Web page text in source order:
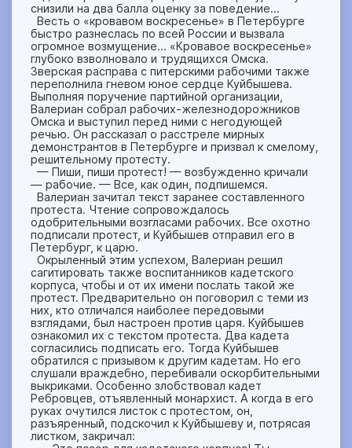
снизили на два балла оценку за поведение...
Весть о «кровавом воскресенье» в Петербурге
быстро разнеслась по всей России и вызвала
огромное возмущение… «Кровавое воскресенье»
глубоко взволновало и трудящихся Омска.
Зверская расправа с питерскими рабочими также
переполнила гневом юное сердце Куйбышева.
Выполняя поручение партийной организации,
Валериан собрал рабочих-железнодорожников
Омска и выступил перед ними с негодующей
речью. Он рассказал о расстреле мирных
демонстрантов в Петербурге и призвал к смелому,
решительному протесту.
— Пиши, пиши протест! — возбужденно кричали
— рабочие. — Все, как один, подпишемся.
Валериан зачитал текст заранее составленного
протеста. Чтение сопровождалось
одобрительными возгласами рабочих. Все охотно
подписали протест, и Куйбышев отправил его в
Петербург, к царю.
Окрыленный этим успехом, Валериан решил
сагитировать также воспитанников кадетского
корпуса, чтобы и от их имени послать такой же
протест. Предварительно он поговорил с теми из
них, кто отличался наиболее передовыми
взглядами, был настроен против царя. Куйбышев
ознакомил их с текстом протеста. Два кадета
согласились подписать его. Тогда Куйбышев
обратился с призывом к другим кадетам. Но его
слушали враждебно, перебивали оскорбительными
выкриками. Особенно злобствовал кадет
Ребровцев, отъявленный монархист. А когда в его
руках очутился листок с протестом, он,
разъяренный, подскочил к Куйбышеву и, потрясая
листком, закричал: